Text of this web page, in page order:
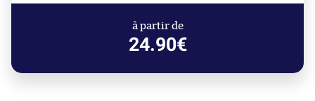
à partir de
24.90€